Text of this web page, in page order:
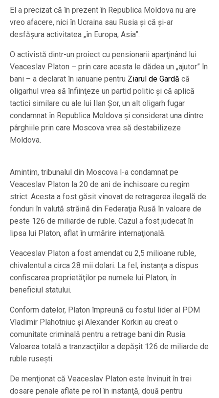
El a precizat că în prezent în Republica Moldova nu are
vreo afacere, nici în Ucraina sau Rusia şi că şi-ar
desfăşura activitatea „în Europa, Asia”.
O activistă dintr-un proiect cu pensionarii aparţinând lui
Veaceslav Platon – prin care acesta le dădea un „ajutor” în
bani – a declarat în ianuarie pentru Ziarul de Gardă că
oligarhul vrea să înfiinţeze un partid politic şi că aplică
tactici similare cu ale lui Ilan Şor, un alt oligarh fugar
condamnat în Republica Moldova şi considerat una dintre
pârghiile prin care Moscova vrea să destabilizeze
Moldova.
Amintim, tribunalul din Moscova l-a condamnat pe
Veaceslav Platon la 20 de ani de închisoare cu regim
strict. Acesta a fost găsit vinovat de retragerea ilegală de
fonduri în valută străină din Federaţia Rusă în valoare de
peste 126 de miliarde de ruble. Cazul a fost judecat în
lipsa lui Platon, aflat în urmărire internaţională.
Veaceslav Platon a fost amendat cu 2,5 milioane ruble,
chivalentul a circa 28 mii dolari. La fel, instanţa a dispus
confiscarea proprietăţilor pe numele lui Platon, în
beneficiul statului.
Conform datelor, Platon împreună cu fostul lider al PDM
Vladimir Plahotniuc şi Alexander Korkin au creat o
comunitate criminală pentru a retrage bani din Rusia.
Valoarea totală a tranzacţiilor a depăşit 126 de miliarde de
ruble ruseşti.
De menţionat că Veaceslav Platon este învinuit în trei
dosare penale aflate pe rol în instanţă, două pentru